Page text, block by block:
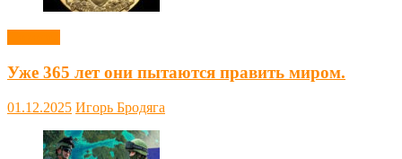
Уже 365 лет они пытаются править миром.
01.12.2025 Игорь Бродяга